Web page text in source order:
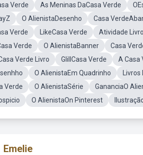
Verde
As Meninas DaCasa Verde
O AlienistaDesenho Casa
Verde
LikeCasa Verde Atividade
Verde
O AlienistaBanner Casa
Verde Livro
GlillCasa Verde A Casa
O AlienistaEm Quadrinho
Verde
O AlienistaSérie GananciaO
O AlienistaOn Pinterest
Emelie